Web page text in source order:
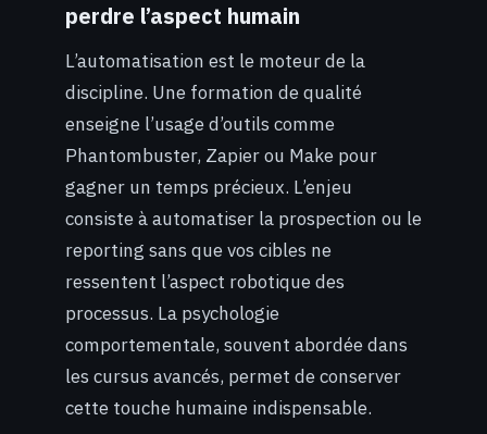
perdre l’aspect humain
L’automatisation est le moteur de la
discipline. Une formation de qualité
enseigne l’usage d’outils comme
Phantombuster, Zapier ou Make pour
gagner un temps précieux. L’enjeu
consiste à automatiser la prospection ou le
reporting sans que vos cibles ne
ressentent l’aspect robotique des
processus. La psychologie
comportementale, souvent abordée dans
les cursus avancés, permet de conserver
cette touche humaine indispensable.